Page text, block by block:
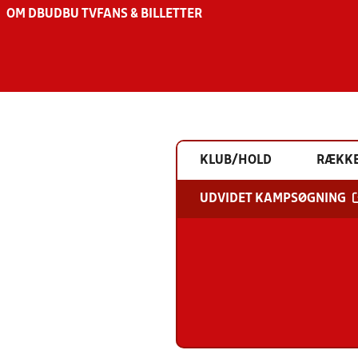
OM DBU DBU TV FANS & BILLETTER
KLUB/HOLD
UDVIDET KAMPSØGNING